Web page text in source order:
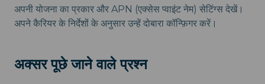
अपनी योजना का प्रकार और APN (एक्सेस प्वाइंट नेम) सेटिंग्स देखें।
अपने कैरियर के निर्देशों के अनुसार उन्हें दोबारा कॉन्फ़िगर करें।
अक्सर पूछे जाने वाले प्रश्न